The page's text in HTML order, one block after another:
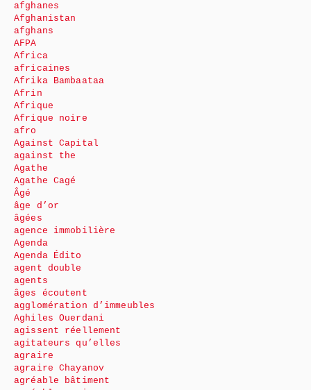
afghanes
Afghanistan
afghans
AFPA
Africa
africaines
Afrika Bambaataa
Afrin
Afrique
Afrique noire
afro
Against Capital
against the
Agathe
Agathe Cagé
Âgé
âge d’or
âgées
agence immobilière
Agenda
Agenda Édito
agent double
agents
âges écoutent
agglomération d’immeubles
Aghiles Ouerdani
agissent réellement
agitateurs qu’elles
agraire
agraire Chayanov
agréable bâtiment